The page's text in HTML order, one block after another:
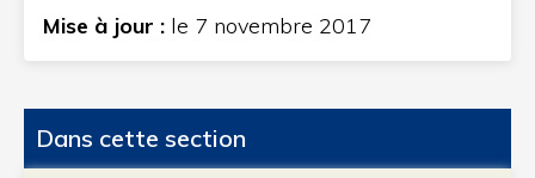
Mise à jour : le 7 novembre 2017
Dans cette section